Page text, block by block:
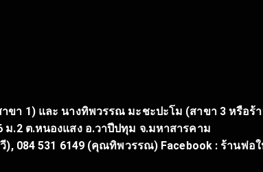
ขา 1) และ นางทิพวรรณ มะชะปะโม (สาขา 3 หรือร้า
ม.2 ต.หนองแสง อ.วาปีปทุม จ.มหาสารคาม
), 084 531 6149 (คุณทิพวรรณ) Facebook : ร้านพ่